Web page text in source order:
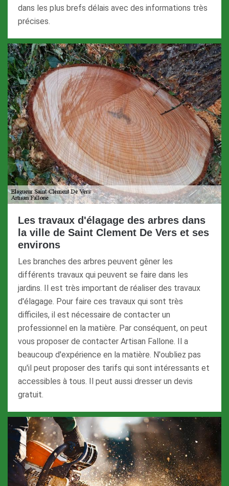
dans les plus brefs délais avec des informations très
précises.
Les travaux d'élagage des arbres dans
la ville de Saint Clement De Vers et ses
environs
Les branches des arbres peuvent gêner les
différents travaux qui peuvent se faire dans les
jardins. Il est très important de réaliser des travaux
d'élagage. Pour faire ces travaux qui sont très
difficiles, il est nécessaire de contacter un
professionnel en la matière. Par conséquent, on peut
vous proposer de contacter Artisan Fallone. Il a
beaucoup d'expérience en la matière. N'oubliez pas
qu'il peut proposer des tarifs qui sont intéressants et
accessibles à tous. Il peut aussi dresser un devis
gratuit.